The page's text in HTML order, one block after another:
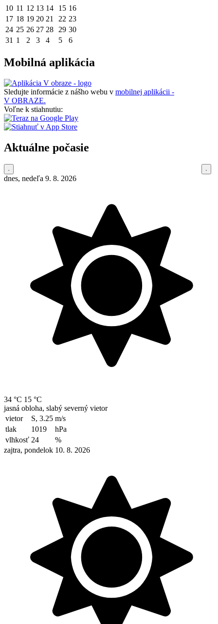
10 11 12 13 14 15 16
17 18 19 20 21 22 23
24 25 26 27 28 29 30
31 1 2 3 4 5 6
Mobilná aplikácia
Sledujte informácie z nášho webu v mobilnej aplikácii -
V OBRAZE.
Voľne k stiahnutiu:
Aktuálne počasie
dnes, nedeľa 9. 8. 2026
34 °C 15 °C
jasná obloha, slabý severný vietor
vietor
S, 3.25 m/s
tlak
1019
hPa
vlhkosť 24
%
zajtra, pondelok 10. 8. 2026